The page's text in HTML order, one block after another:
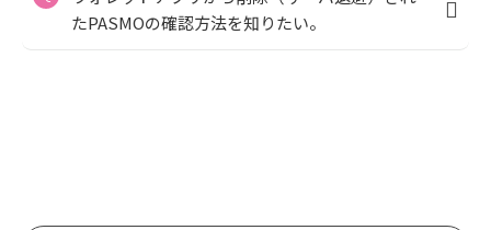
たPASMOの確認方法を知りたい。